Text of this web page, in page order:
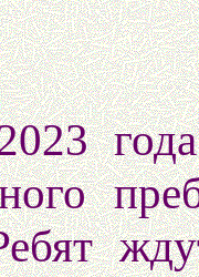
года